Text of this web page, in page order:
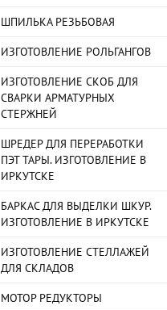
ШПИЛЬКА РЕЗЬБОВАЯ
ИЗГОТОВЛЕНИЕ РОЛЬГАНГОВ
ИЗГОТОВЛЕНИЕ СКОБ ДЛЯ
СВАРКИ АРМАТУРНЫХ
СТЕРЖНЕЙ
ШРЕДЕР ДЛЯ ПЕРЕРАБОТКИ
ПЭТ ТАРЫ. ИЗГОТОВЛЕНИЕ В
ИРКУТСКЕ
БАРКАС ДЛЯ ВЫДЕЛКИ ШКУР.
ИЗГОТОВЛЕНИЕ В ИРКУТСКЕ
ИЗГОТОВЛЕНИЕ СТЕЛЛАЖЕЙ
ДЛЯ СКЛАДОВ
МОТОР РЕДУКТОРЫ